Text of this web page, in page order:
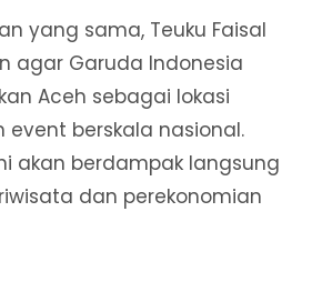
yang sama, Teuku Faisal
agar Garuda Indonesia
Aceh sebagai lokasi
berskala nasional.
akan berdampak langsung
dan perekonomian